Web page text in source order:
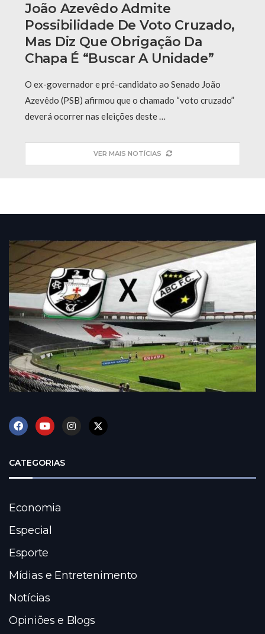
João Azevêdo Admite
Possibilidade De Voto Cruzado,
Mas Diz Que Obrigação Da
Chapa É “buscar A Unidade”
O ex-governador e pré-candidato ao Senado João
Azevêdo (PSB) afirmou que o chamado “voto cruzado”
deverá ocorrer nas eleições deste …
VER MAIS NOTÍCIAS
CATEGORIAS
Economia
Especial
Esporte
Mídias e Entretenimento
Notícias
Opiniões e Blogs